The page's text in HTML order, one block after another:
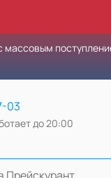
массовым
03
до 20:00